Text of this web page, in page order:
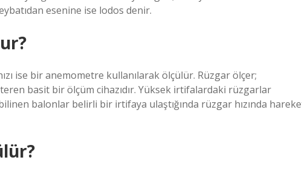
esenine ise lodos denir.
ise bir anemometre kullanılarak ölçülür. Rüzgar ölçer;
basit bir ölçüm cihazıdır. Yüksek irtifalardaki rüzgarlar
balonlar belirli bir irtifaya ulaştığında rüzgar hızında